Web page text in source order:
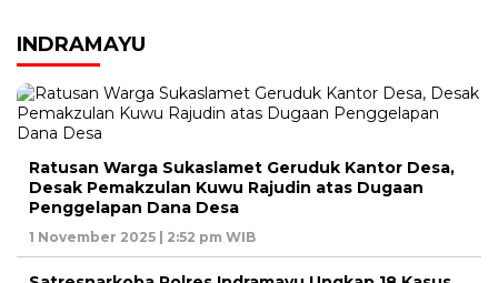
INDRAMAYU
Ratusan Warga Sukaslamet Geruduk Kantor Desa,
Desak Pemakzulan Kuwu Rajudin atas Dugaan
Penggelapan Dana Desa
1 November 2025 | 2:52 pm WIB